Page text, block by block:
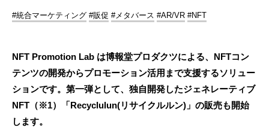
#統合マーケティング #販促 #メタバース #AR/VR #NFT
NFT Promotion Lab は博報堂プロダクツによる、NFTコン
テンツの開発からプロモーション活用まで支援するソリュー
ションです。第一弾として、独自開発したジェネレーティブ
NFT（※1）「Recyclulun(リサイクルルン)」の販売も開始
します。